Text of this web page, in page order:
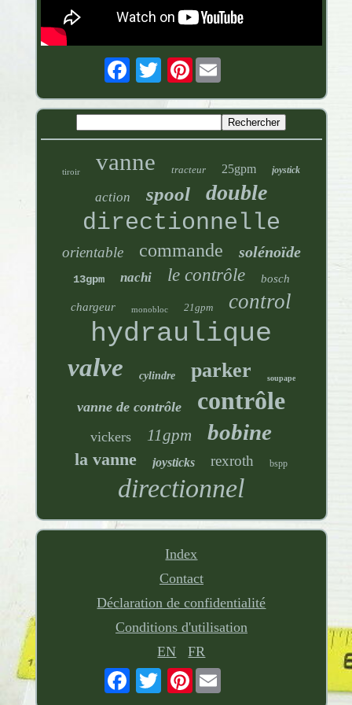
Pinterest
tiroir vanne tracteur 25gpm joystick
action spool double
directionnelle
orientable commande solénoïde
13gpm nachi le contrôle bosch
chargeur monobloc 21gpm control
hydraulique
valve cylindre parker soupape
vanne de contrôle contrôle
vickers 11gpm bobine
la vanne joysticks rexroth bspp
directionnel
Index
Contact
Déclaration de confidentialité
Conditions d'utilisation
EN
FR
Pinterest